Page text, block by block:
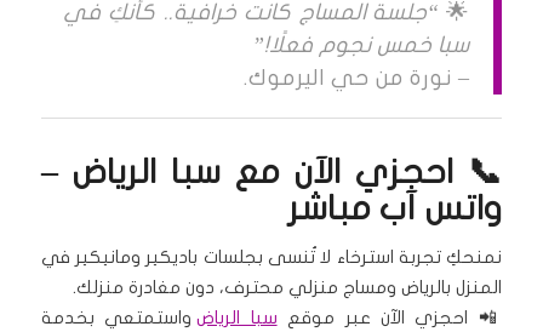
🌟 “جلسة المساج كانت خرافية.. كأنكِ في
سبا خمس نجوم فعلًا!”
– نورة من حي اليرموك.
📞 احجزي الآن مع سبا الرياض –
واتس آب مباشر
نمنحكِ تجربة استرخاء لا تُنسى بجلسات باديكير ومانيكير في
المنزل بالرياض ومساج منزلي محترف، دون مغادرة منزلك.
📲 احجزي الآن عبر موقع سبا الرياضواستمتعي بخدمة